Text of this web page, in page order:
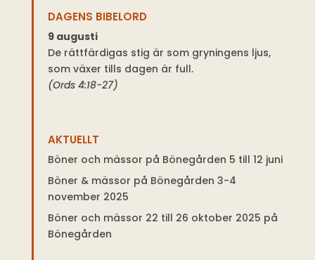
DAGENS BIBELORD
9 augusti
De rättfärdigas stig är som gryningens ljus,
som växer tills dagen är full.
(Ords 4:18-27)
AKTUELLT
Böner och mässor på Bönegården 5 till 12 juni
Böner & mässor på Bönegården 3-4
november 2025
Böner och mässor 22 till 26 oktober 2025 på
Bönegården